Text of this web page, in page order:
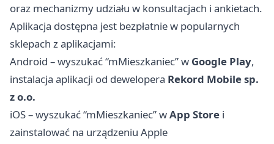
oraz mechanizmy udziału w konsultacjach i ankietach.
Aplikacja dostępna jest bezpłatnie w popularnych
sklepach z aplikacjami:
Android – wyszukać “mMieszkaniec” w Google Play,
instalacja aplikacji od dewelopera Rekord Mobile sp.
z o.o.
iOS – wyszukać “mMieszkaniec” wApp Store i
zainstalować na urządzeniu Apple